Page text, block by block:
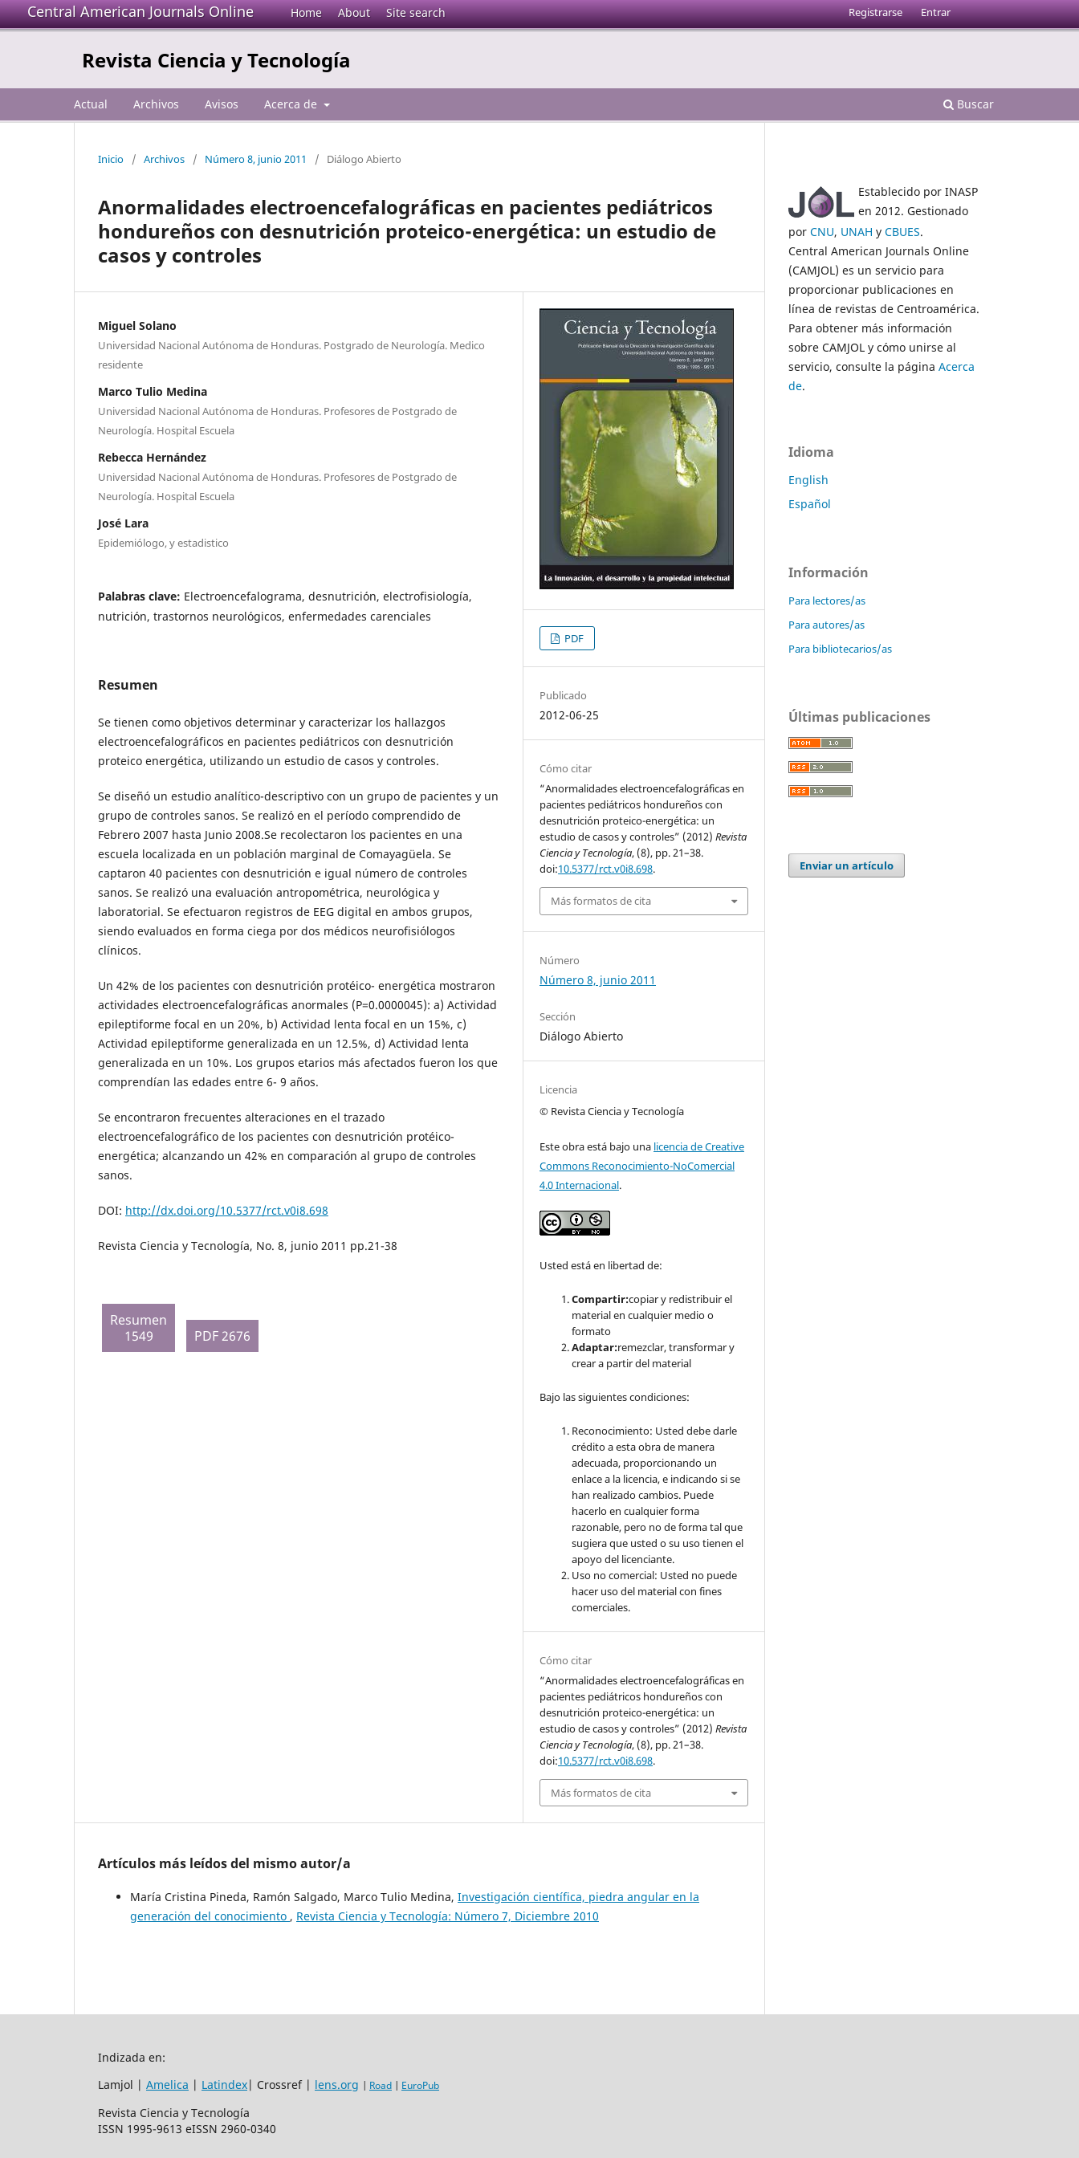
Central American Journals Online Home About Site search
Revista Ciencia y Tecnología
Actual Archivos Avisos Acerca de Buscar
Registrarse Entrar
Inicio / Archivos / Número 8, junio 2011 / Diálogo Abierto
Anormalidades electroencefalográficas en pacientes pediátricos
hondureños con desnutrición proteico-energética: un estudio de
casos y controles
Miguel Solano
Universidad Nacional Autónoma de Honduras. Postgrado de Neurología. Medico
residente
Marco Tulio Medina
Universidad Nacional Autónoma de Honduras. Profesores de Postgrado de
Neurología. Hospital Escuela
Rebecca Hernández
Universidad Nacional Autónoma de Honduras. Profesores de Postgrado de
Neurología. Hospital Escuela
José Lara
Epidemiólogo, y estadistico
Palabras clave: Electroencefalograma, desnutrición, electrofisiología,
nutrición, trastornos neurológicos, enfermedades carenciales
Resumen
Se tienen como objetivos determinar y caracterizar los hallazgos
electroencefalográficos en pacientes pediátricos con desnutrición
proteico energética, utilizando un estudio de casos y controles.
Se diseñó un estudio analítico-descriptivo con un grupo de pacientes y un
grupo de controles sanos. Se realizó en el período comprendido de
Febrero 2007 hasta Junio 2008.Se recolectaron los pacientes en una
escuela localizada en un población marginal de Comayagüela. Se
captaron 40 pacientes con desnutrición e igual número de controles
sanos. Se realizó una evaluación antropométrica, neurológica y
laboratorial. Se efectuaron registros de EEG digital en ambos grupos,
siendo evaluados en forma ciega por dos médicos neurofisiólogos
clínicos.
Un 42% de los pacientes con desnutrición protéico- energética mostraron
actividades electroencefalográficas anormales (P=0.0000045): a) Actividad
epileptiforme focal en un 20%, b) Actividad lenta focal en un 15%, c)
Actividad epileptiforme generalizada en un 12.5%, d) Actividad lenta
generalizada en un 10%. Los grupos etarios más afectados fueron los que
comprendían las edades entre 6- 9 años.
Se encontraron frecuentes alteraciones en el trazado
electroencefalográfico de los pacientes con desnutrición protéico-
energética; alcanzando un 42% en comparación al grupo de controles
sanos.
DOI: http://dx.doi.org/10.5377/rct.v0i8.698
Revista Ciencia y Tecnología, No. 8, junio 2011 pp.21-38
Resumen
1549
PDF 2676
PDF
Publicado
2012-06-25
Cómo citar
“Anormalidades electroencefalográficas en
pacientes pediátricos hondureños con
desnutrición proteico-energética: un
estudio de casos y controles” (2012)Revista
Ciencia y Tecnología, (8), pp. 21–38.
doi:10.5377/rct.v0i8.698.
Más formatos de cita
Número
Número 8, junio 2011
Sección
Diálogo Abierto
Licencia
© Revista Ciencia y Tecnología
Este obra está bajo una licencia de Creative
Commons Reconocimiento-NoComercial
4.0 Internacional.
Usted está en libertad de:
Compartir:copiar y redistribuir el
material en cualquier medio o
formato
Adaptar:remezclar, transformar y
crear a partir del material
Bajo las siguientes condiciones:
Reconocimiento: Usted debe darle
crédito a esta obra de manera
adecuada, proporcionando un
enlace a la licencia, e indicando si se
han realizado cambios. Puede
hacerlo en cualquier forma
razonable, pero no de forma tal que
sugiera que usted o su uso tienen el
apoyo del licenciante.
Uso no comercial: Usted no puede
hacer uso del material con fines
comerciales.
Cómo citar
“Anormalidades electroencefalográficas en
pacientes pediátricos hondureños con
desnutrición proteico-energética: un
estudio de casos y controles” (2012)Revista
Ciencia y Tecnología, (8), pp. 21–38.
doi:10.5377/rct.v0i8.698.
Más formatos de cita
Artículos más leídos del mismo autor/a
María Cristina Pineda, Ramón Salgado, Marco Tulio Medina, Investigación científica, piedra angular en la
generación del conocimiento , Revista Ciencia y Tecnología: Número 7, Diciembre 2010
Establecido por INASP
en 2012. Gestionado
por CNU, UNAH y CBUES.
Central American Journals Online
(CAMJOL) es un servicio para
proporcionar publicaciones en
línea de revistas de Centroamérica.
Para obtener más información
sobre CAMJOL y cómo unirse al
servicio, consulte la página Acerca
de.
Idioma
English
Español
Información
Para lectores/as
Para autores/as
Para bibliotecarios/as
Últimas publicaciones
Enviar un artículo
Indizada en:
Lamjol | Amelica | Latindex| Crossref | lens.org | Road | EuroPub
Revista Ciencia y Tecnología
ISSN 1995-9613 eISSN 2960-0340